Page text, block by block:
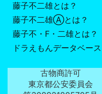
藤子不二雄とは？
藤子不二雄Ⓐとは？
藤子不・F・二雄とは？
ドラえもんデータベース
古物商許可
東京都公安委員会